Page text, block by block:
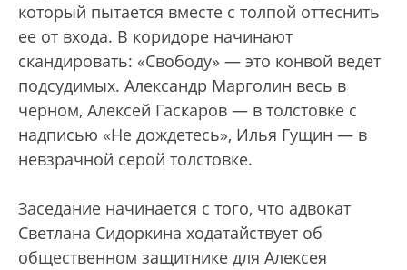
который пытается вместе с толпой оттеснить
ее от входа. В коридоре начинают
скандировать: «Свободу» — это конвой ведет
подсудимых. Александр Марголин весь в
черном, Алексей Гаскаров — в толстовке с
надписью «Не дождетесь», Илья Гущин — в
невзрачной серой толстовке.
Заседание начинается с того, что адвокат
Светлана Сидоркина ходатайствует об
общественном защитнике для Алексея